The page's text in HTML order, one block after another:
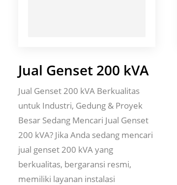
Jual Genset 200 kVA
Jual Genset 200 kVA Berkualitas
untuk Industri, Gedung & Proyek
Besar Sedang Mencari Jual Genset
200 kVA? Jika Anda sedang mencari
jual genset 200 kVA yang
berkualitas, bergaransi resmi,
memiliki layanan instalasi